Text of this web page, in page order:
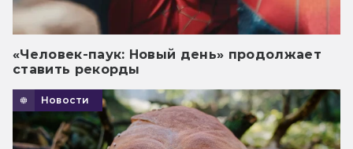
«Человек-паук: Новый день» продолжает
ставить рекорды
Новости